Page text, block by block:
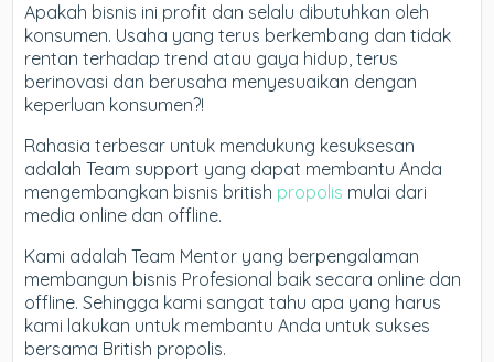
Apakah bisnis ini profit dan selalu dibutuhkan oleh
konsumen. Usaha yang terus berkembang dan tidak
rentan terhadap trend atau gaya hidup, terus
berinovasi dan berusaha menyesuaikan dengan
keperluan konsumen?!
Rahasia terbesar untuk mendukung kesuksesan
adalah Team support yang dapat membantu Anda
mengembangkan bisnis british propolis mulai dari
media online dan offline.
Kami adalah Team Mentor yang berpengalaman
membangun bisnis Profesional baik secara online dan
offline. Sehingga kami sangat tahu apa yang harus
kami lakukan untuk membantu Anda untuk sukses
bersama British propolis.